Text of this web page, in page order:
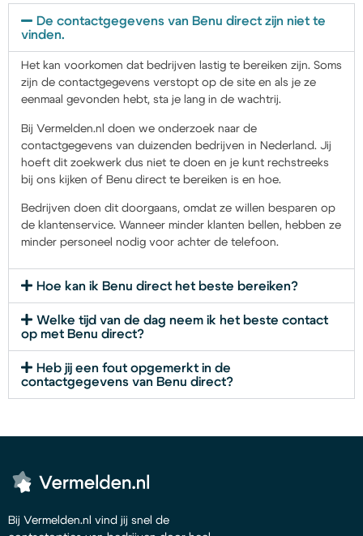
De contactgegevens van Benu direct zijn niet te
vinden.
Het kan voorkomen dat bedrijven lastig te bereiken zijn. Soms
zijn de contactgegevens verstopt op de site en als je ze
eenmaal gevonden hebt, sta je lang in de wachtrij.
Bij Vermelden.nl doen we onderzoek naar de
contactgegevens van duizenden bedrijven in Nederland. Jij
hoeft dit zoekwerk dus niet te doen en je kunt rechstreeks
bij ons kijken of Benu direct te bereiken is en hoe.
Bedrijven doen dit doorgaans, omdat ze willen besparen op
de klantenservice. Wanneer minder klanten bellen, hebben ze
minder personeel nodig voor achter de telefoon.
Hoe kan ik Benu direct het beste bereiken?
Welke tijd van de dag neem ik het beste contact
op met Benu direct?
Heb jij een fout opgemerkt in de
contactgegevens van Benu direct?
Bij Vermelden.nl vind jij snel de